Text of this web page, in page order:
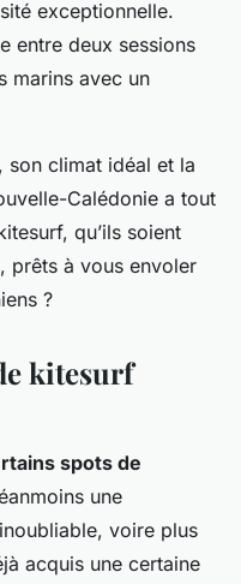
exceptionnelle.
entre deux sessions
marins avec un
son climat idéal et la
Calédonie a tout
qu’ils soient
prêts à vous envoler
?
kitesurf
spots de
une
voire plus
acquis une certaine